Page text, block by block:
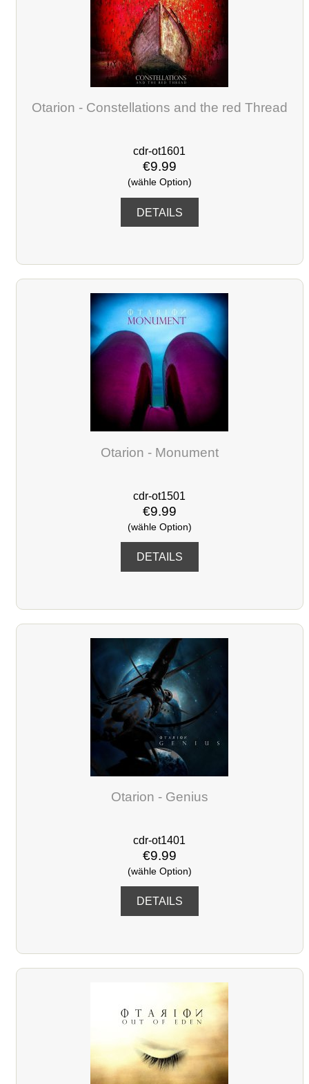
Otarion - Constellations and the red Thread
cdr-ot1601
€9.99
(wähle Option)
DETAILS
Otarion - Monument
cdr-ot1501
€9.99
(wähle Option)
DETAILS
Otarion - Genius
cdr-ot1401
€9.99
(wähle Option)
DETAILS